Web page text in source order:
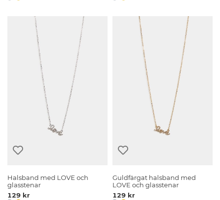
Halsband med LOVE och
glasstenar
129 kr
Guldfärgat halsband med
LOVE och glasstenar
129 kr